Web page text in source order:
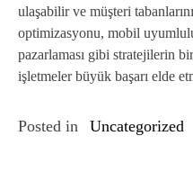
ulaşabilir ve müşteri
optimizasyonu, mobil
pazarlaması gibi stratejilerin
işletmeler büyük başarı elde
Posted in Uncategorized